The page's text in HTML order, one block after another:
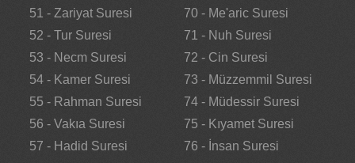
51 - Zariyat Suresi
52 - Tur Suresi
53 - Necm Suresi
54 - Kamer Suresi
55 - Rahman Suresi
56 - Vakıa Suresi
57 - Hadid Suresi
70 - Me'aric Suresi
71 - Nuh Suresi
72 - Cin Suresi
73 - Müzzemmil Suresi
74 - Müdessir Suresi
75 - Kıyamet Suresi
76 - İnsan Suresi